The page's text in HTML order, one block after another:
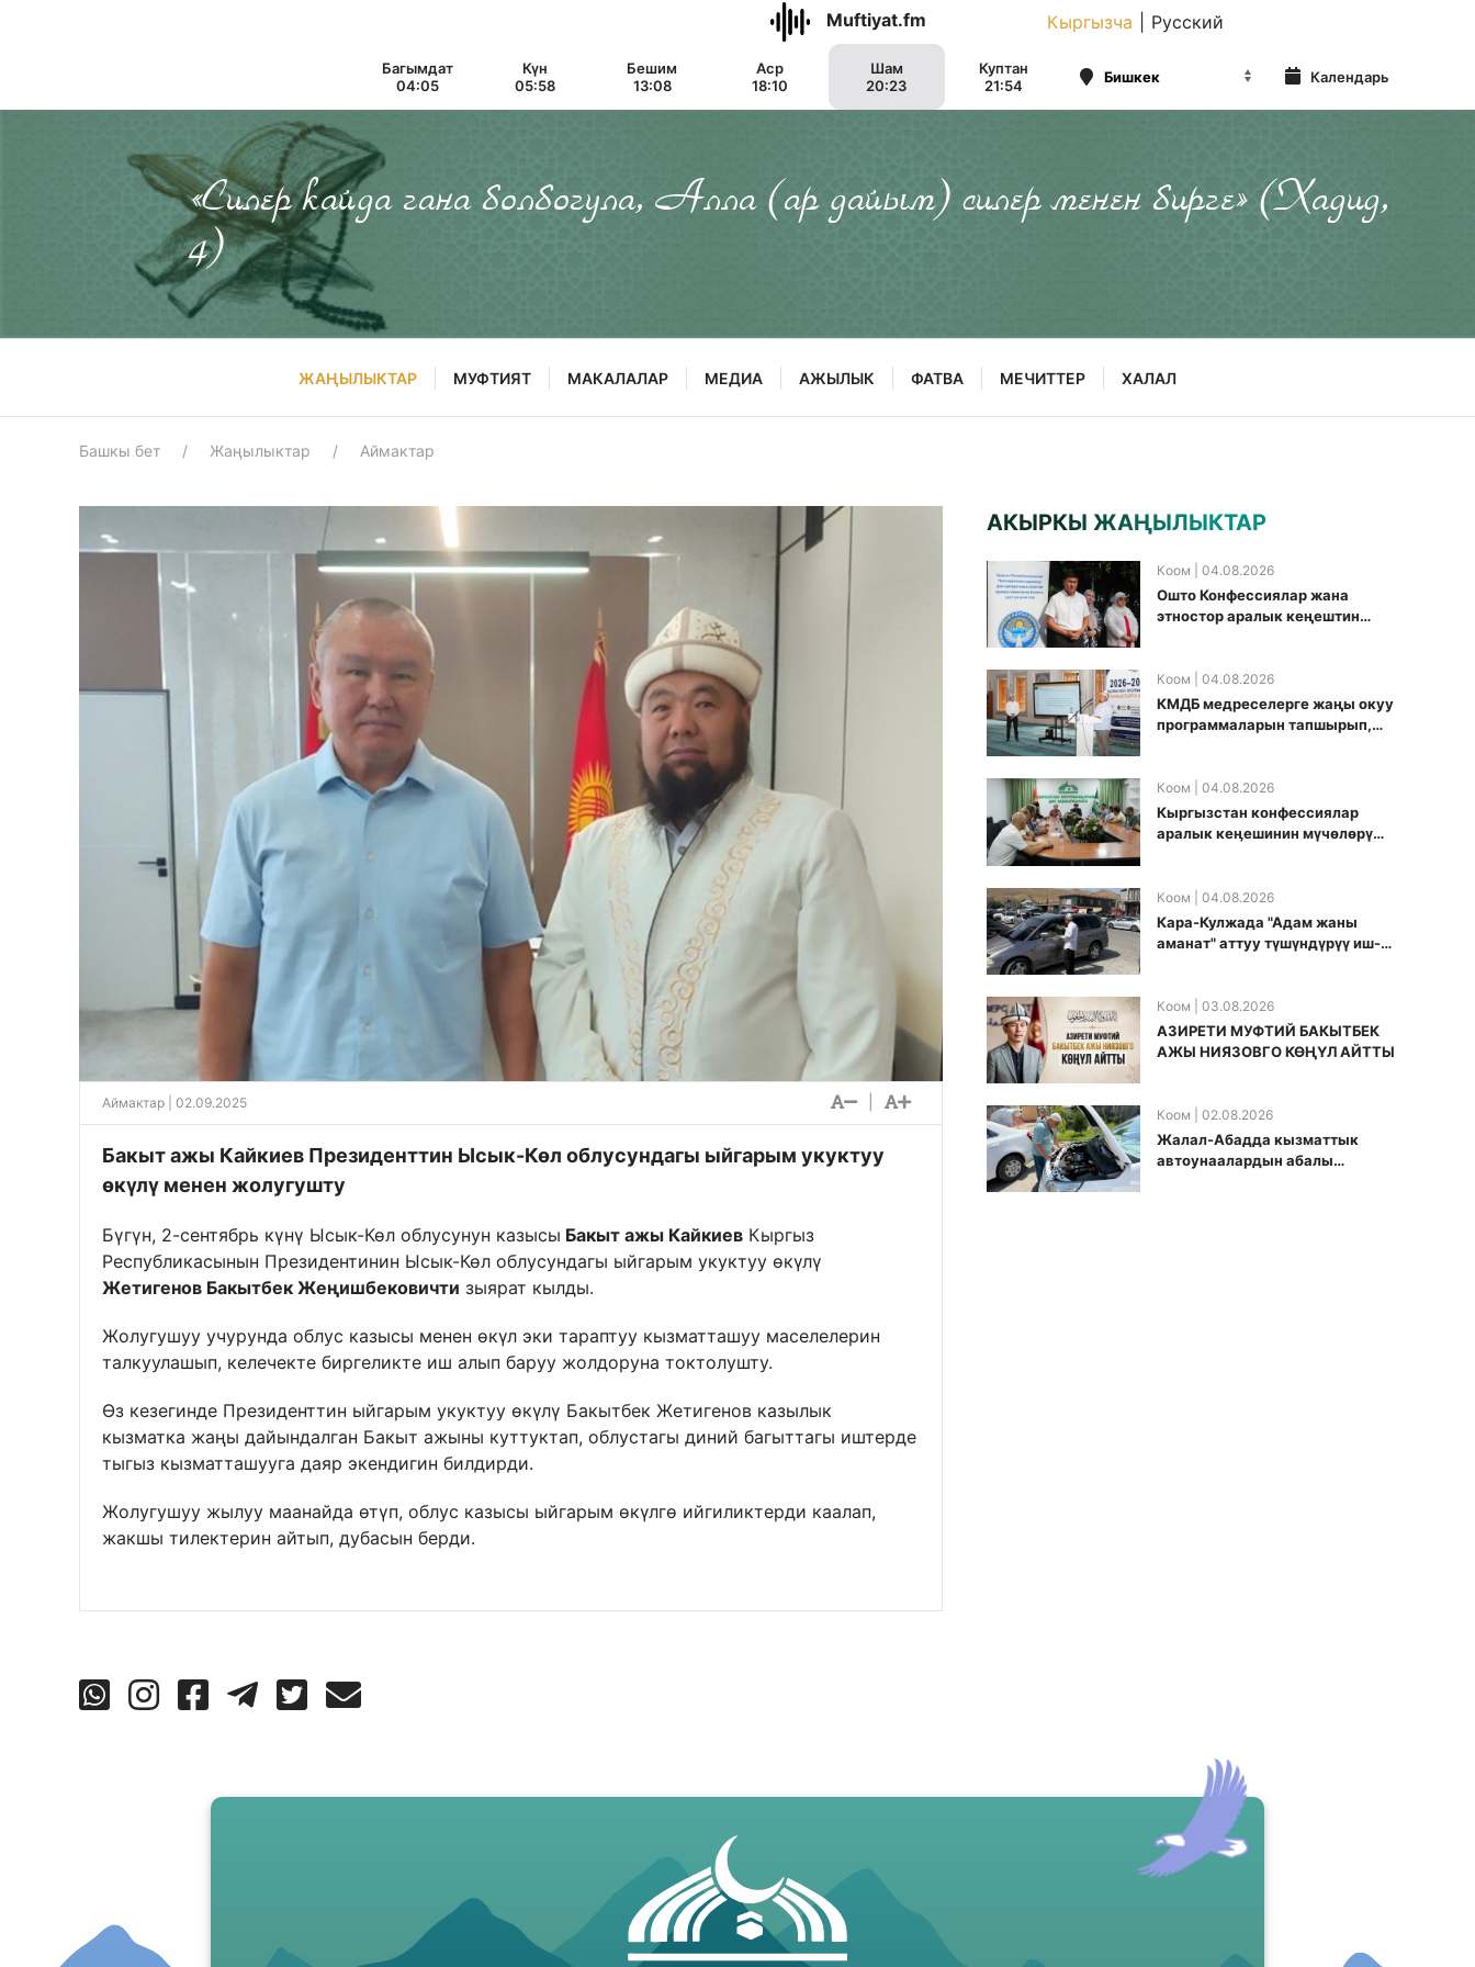
Muftiyat.fm Кыргызча Русский
Багымдат
04:05
Күн
05:58
Бешим
13:08
Аср
18:10
Шам
20:23
Куптан
21:54
Календарь
«Силер кайда гана болбогула, Алла (ар дайым) силер менен бирге» (Хадид,
4)
ЖАҢЫЛЫКТАР МУФТИЯТ МАКАЛАЛАР МЕДИА АЖЫЛЫК ФАТВА МЕЧИТТЕР ХАЛАЛ
Башкы бет Жаңылыктар Аймактар
Аймактар | 02.09.2025
Бакыт ажы Кайкиев Президенттин Ысык-Көл облусундагы ыйгарым укуктуу
өкүлү менен жолугушту
Бүгүн, 2-сентябрь күнү Ысык-Көл облусунун казысы Бакыт ажы Кайкиев Кыргыз
Республикасынын Президентинин Ысык-Көл облусундагы ыйгарым укуктуу өкүлү
Жетигенов Бакытбек Жеңишбековичти зыярат кылды.
Жолугушуу учурунда облус казысы менен өкүл эки тараптуу кызматташуу маселелерин
талкуулашып, келечекте биргеликте иш алып баруу жолдоруна токтолушту.
Өз кезегинде Президенттин ыйгарым укуктуу өкүлү Бакытбек Жетигенов казылык
кызматка жаңы дайындалган Бакыт ажыны куттуктап, облустагы диний багыттагы иштерде
тыгыз кызматташууга даяр экендигин билдирди.
Жолугушуу жылуу маанайда өтүп, облус казысы ыйгарым өкүлгө ийгиликтерди каалап,
жакшы тилектерин айтып, дубасын берди.
АКЫРКЫ ЖАҢЫЛЫКТАР
Коом | 04.08.2026
Ошто Конфессиялар жана
этностор аралык кеңештин
Коом | 04.08.2026
КМДБ медреселерге жаңы окуу
программаларын тапшырып,
киргизди
Коом | 04.08.2026
Кыргызстан конфессиялар
аралык кеӊешинин мүчөлөрү
Коом | 04.08.2026
Кара-Кулжада "Адам жаны
аманат" аттуу түшүндүрүү иш-
Коом | 03.08.2026
АЗИРЕТИ МУФТИЙ БАКЫТБЕК
АЖЫ НИЯЗОВГО КӨҢҮЛ АЙТТЫ
Коом | 02.08.2026
Жалал-Абадда кызматтык
автоунаалардын абалы